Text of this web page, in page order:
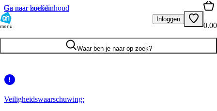
Ga naar hoofdinhoud
Ga naar zoeken
menu
Inloggen
0.00
Waar ben je naar op zoek?
Veiligheidswaarschuwing: